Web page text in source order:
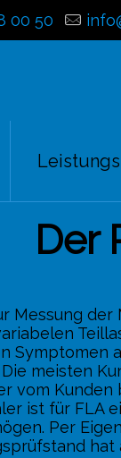
00 50
Der
Messung
Symptomen
meisten
vom
ist für FLA
Per
hat